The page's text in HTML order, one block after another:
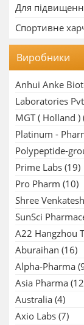
Для
Спортивне
Виробники
Anhui Anke
Laboratories
MGT ( Holland )
Platinum -
Polypeptide-
Prime Labs (19)
Pro Pharm (10)
Shree
SunSci
A22 Hangzhou
Aburaihan (16)
Alpha-Pharma
Asia Pharma
Australia (4)
Axio Labs (7)